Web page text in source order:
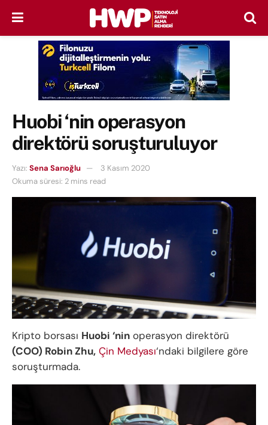
Huobi ‘nin operasyon
direktörü soruşturuluyor
Yazı: Sena Sarıoğlu
3 Kasım 2020
Okuma süresi: 2 mins read
Kripto borsası Huobi ‘nin operasyon direktörü
(COO) Robin Zhu, Çin Medyası‘ndaki bilgilere göre
soruşturmada.